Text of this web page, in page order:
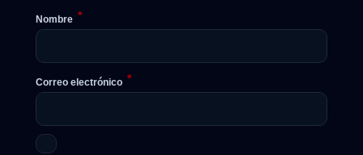
Nombre *
Correo electrónico *